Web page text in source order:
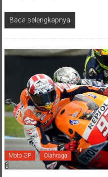
Baca selengkapnya
Moto GP Olahraga